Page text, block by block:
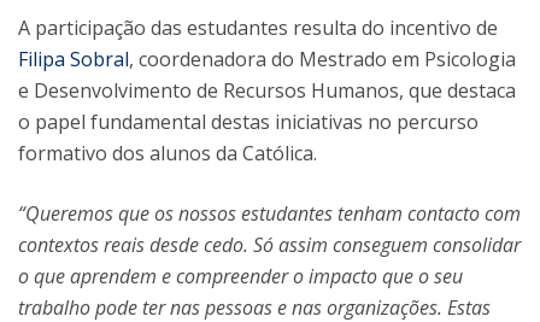
A participação das estudantes resulta do incentivo de
Filipa Sobral, coordenadora do Mestrado em Psicologia
e Desenvolvimento de Recursos Humanos, que destaca
o papel fundamental destas iniciativas no percurso
formativo dos alunos da Católica.
“Queremos que os nossos estudantes tenham contacto com
contextos reais desde cedo. Só assim conseguem consolidar
o que aprendem e compreender o impacto que o seu
trabalho pode ter nas pessoas e nas organizações. Estas